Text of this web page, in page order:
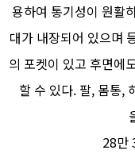
용하여 통기성이 원활
대가 내장되어 있으며
의 포켓이 있고 후면에
할 수 있다. 팔, 몸통,
28만